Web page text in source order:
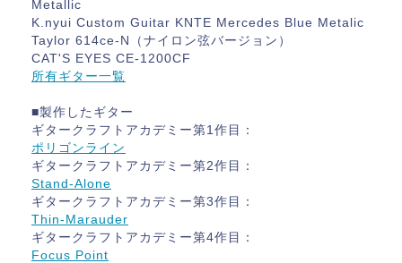
Metallic
K.nyui Custom Guitar KNTE Mercedes Blue Metalic
Taylor 614ce-N（ナイロン弦バージョン）
CAT'S EYES CE-1200CF
所有ギター一覧
■製作したギター
ギタークラフトアカデミー第1作目：
ポリゴンライン
ギタークラフトアカデミー第2作目：
Stand-Alone
ギタークラフトアカデミー第3作目：
Thin-Marauder
ギタークラフトアカデミー第4作目：
Focus Point